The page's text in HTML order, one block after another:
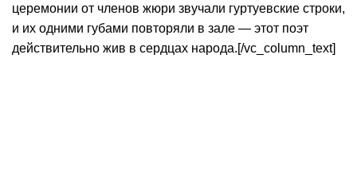
церемонии от членов жюри звучали гуртуевские строки,
и их одними губами повторяли в зале — этот поэт
действительно жив в сердцах народа.[/vc_column_text]